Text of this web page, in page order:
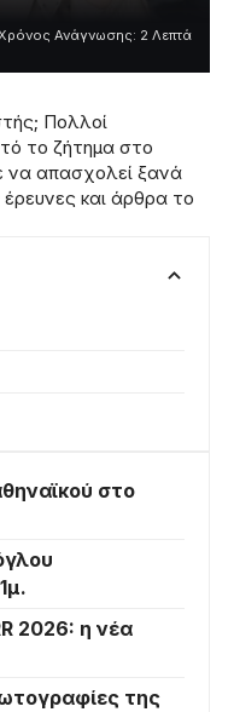
Ανάγνωσης: 2 Λεπτά
Πολλοί
το ζήτημα στο
να απασχολεί ξανά
και άρθρα το
στο
2026: η νέα
της